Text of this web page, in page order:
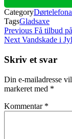
Category
TagsGladsaxe
Previous
Post
Previous Få tilbud
Next
Next Vandskade i
Skriv et svar
Din e-mailadresse
markeret med *
Kommentar *